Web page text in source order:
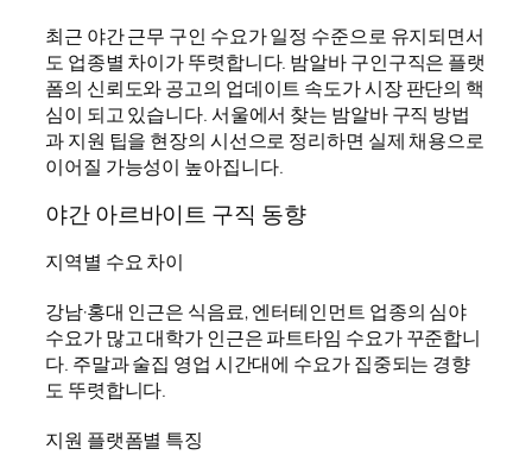
최근 야간 근무 구인 수요가 일정 수준으로 유지되면서
도 업종별 차이가 뚜렷합니다. 밤알바 구인구직은 플랫
폼의 신뢰도와 공고의 업데이트 속도가 시장 판단의 핵
심이 되고 있습니다. 서울에서 찾는 밤알바 구직 방법
과 지원 팁을 현장의 시선으로 정리하면 실제 채용으로
이어질 가능성이 높아집니다.
야간 아르바이트 구직 동향
지역별 수요 차이
강남·홍대 인근은 식음료, 엔터테인먼트 업종의 심야
수요가 많고 대학가 인근은 파트타임 수요가 꾸준합니
다. 주말과 술집 영업 시간대에 수요가 집중되는 경향
도 뚜렷합니다.
지원 플랫폼별 특징